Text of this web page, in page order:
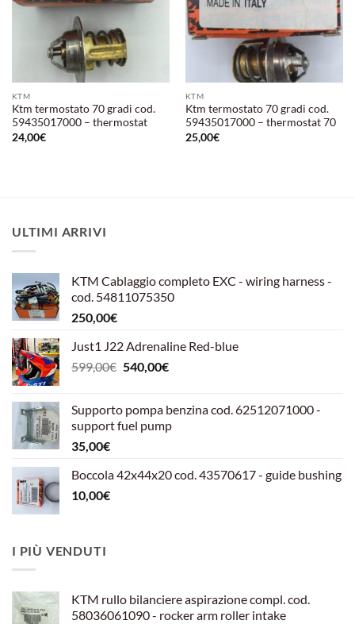
KTM
Ktm termostato 70 gradi cod.
59435017000 – thermostat
24,00€
KTM
Ktm termostato 70 gradi cod.
59435017000 – thermostat 70
25,00€
ULTIMI ARRIVI
KTM Cablaggio completo EXC - wiring harness -
cod. 54811075350
250,00€
Just1 J22 Adrenaline Red-blue
599,00€ Il
era:
599,00€.
540,00€Il
è:
540,00€.
Supporto pompa benzina cod. 62512071000 -
support fuel pump
35,00€
Boccola 42x44x20 cod. 43570617 - guide bushing
10,00€
I PIÙ VENDUTI
KTM rullo bilanciere aspirazione compl. cod.
58036061090 - rocker arm roller intake